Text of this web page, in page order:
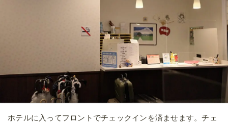
ホテルに入ってフロントでチェックインを済ませます。チェ